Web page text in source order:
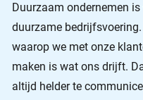
Duurzaam ondernemen
duurzame
waarop we met onze
maken is wat ons drijft.
altijd helder te